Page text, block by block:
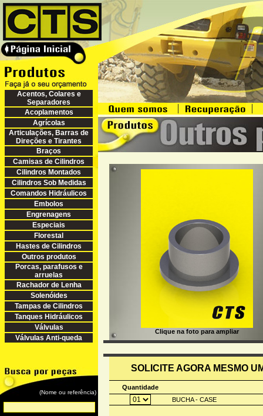
Acentos, Colares e
Separadores
Acoplamentos
Agrícolas
Articulações, Barras de
Direções e Tirantes
Braços
Camisas de Cilindros
Cilindros Montados
Cilindros Sob Medidas
Comandos Hidráulicos
Embolos
Engrenagens
Especiais
Florestal
Hastes de Cilindros
Outros produtos
Porcas, parafusos e
arruelas
Rachador de Lenha
Solenóides
Tampas de Cilindros
Tanques Hidráulicos
Válvulas
Válvulas Anti-queda
(Nome ou referência)
Clique na foto para ampliar
SOLICITE AGORA MESMO
Quantidade
BUCHA - CASE